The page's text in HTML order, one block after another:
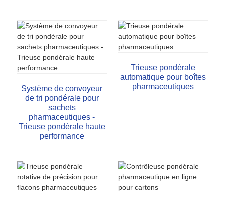
Système de convoyeur
de tri pondérale pour
sachets
pharmaceutiques -
Trieuse pondérale haute
performance
Trieuse pondérale
automatique pour boîtes
pharmaceutiques